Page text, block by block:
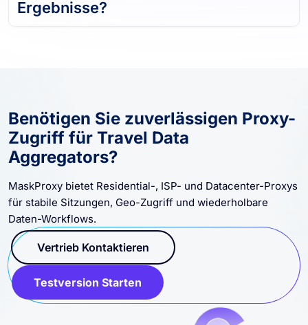
Benötigen Sie zuverlässigen Proxy-
Zugriff für Travel Data
Aggregators?
MaskProxy bietet Residential-, ISP- und Datacenter-Proxys
für stabile Sitzungen, Geo-Zugriff und wiederholbare
Daten-Workflows.
Vertrieb Kontaktieren
Testversion Starten